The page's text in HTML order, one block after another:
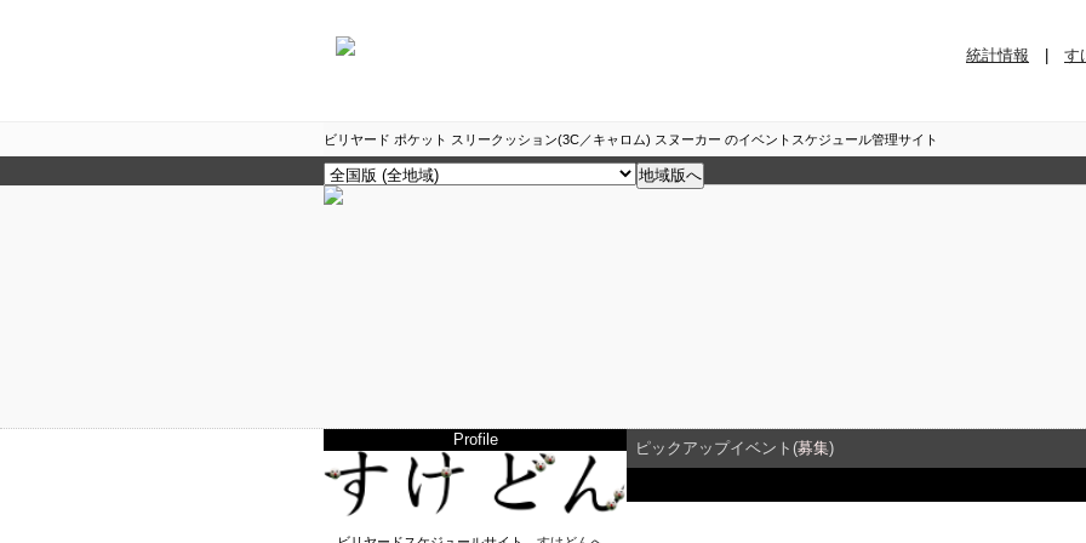
統計情報 | す
ビリヤード ポケット スリークッション(3C／キャロム) スヌーカー のイベントスケジュール管理サイト
Profile ピックアップイベント(募集)